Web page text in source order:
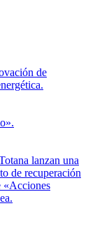
de
lanzan una
de recuperación
«Acciones